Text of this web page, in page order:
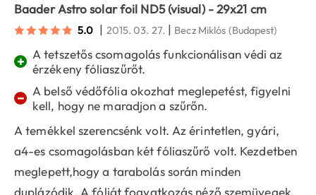
Baader Astro solar foil ND5 (visual) - 29x21 cm
5.0 | 2015. 03. 27. | Becz Miklós (Budapest)
+
A tetszetős csomagolás funkcionálisan védi az
érzékeny fóliaszűrőt.
−
A belső védőfólia okozhat meglepetést, figyelni
kell, hogy ne maradjon a szűrőn.
A temékkel szerencsénk volt. Az érintetlen, gyári,
a4-es csomagolásban két fóliaszűrő volt. Kezdetben
meglepett,hogy a tarabolás során minden
duplázódik. A fóliát fogyatkozás néző szemüvegek